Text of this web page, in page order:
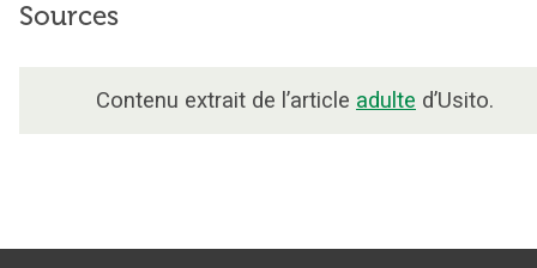
Sources
Contenu extrait de l’article adulte d’Usito.